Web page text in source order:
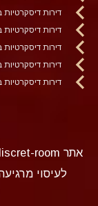
דירות דיסקרטיות
דירות דיסקרטיות
דירות
דירות דיסקרטיות
דירות
לעיסוי